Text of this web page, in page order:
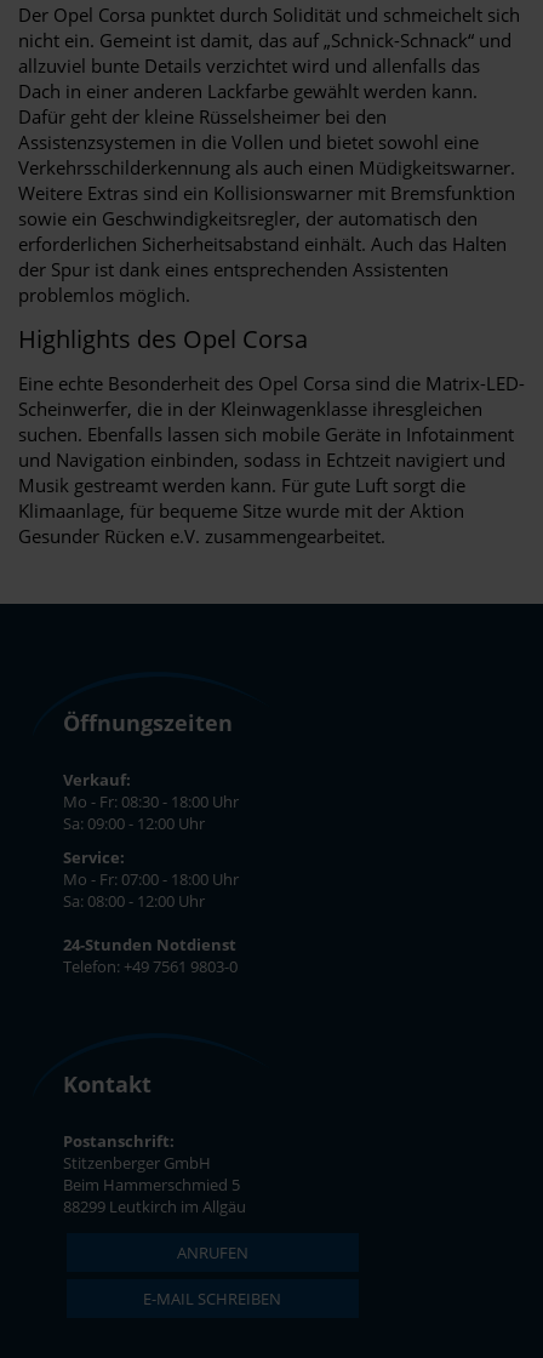
Der Opel Corsa punktet durch Solidität und schmeichelt sich
nicht ein. Gemeint ist damit, das auf „Schnick-Schnack“ und
allzuviel bunte Details verzichtet wird und allenfalls das
Dach in einer anderen Lackfarbe gewählt werden kann.
Dafür geht der kleine Rüsselsheimer bei den
Assistenzsystemen in die Vollen und bietet sowohl eine
Verkehrsschilderkennung als auch einen Müdigkeitswarner.
Weitere Extras sind ein Kollisionswarner mit Bremsfunktion
sowie ein Geschwindigkeitsregler, der automatisch den
erforderlichen Sicherheitsabstand einhält. Auch das Halten
der Spur ist dank eines entsprechenden Assistenten
problemlos möglich.
Highlights des Opel Corsa
Eine echte Besonderheit des Opel Corsa sind die Matrix-LED-
Scheinwerfer, die in der Kleinwagenklasse ihresgleichen
suchen. Ebenfalls lassen sich mobile Geräte in Infotainment
und Navigation einbinden, sodass in Echtzeit navigiert und
Musik gestreamt werden kann. Für gute Luft sorgt die
Klimaanlage, für bequeme Sitze wurde mit der Aktion
Gesunder Rücken e.V. zusammengearbeitet.
Öffnungszeiten
Verkauf:
Mo - Fr: 08:30 - 18:00 Uhr
Sa: 09:00 - 12:00 Uhr
Service:
Mo - Fr: 07:00 - 18:00 Uhr
Sa: 08:00 - 12:00 Uhr
24-Stunden Notdienst
Telefon: +49 7561 9803-0
Kontakt
Postanschrift:
Stitzenberger GmbH
Beim Hammerschmied 5
88299 Leutkirch im Allgäu
ANRUFEN
E-MAIL SCHREIBEN